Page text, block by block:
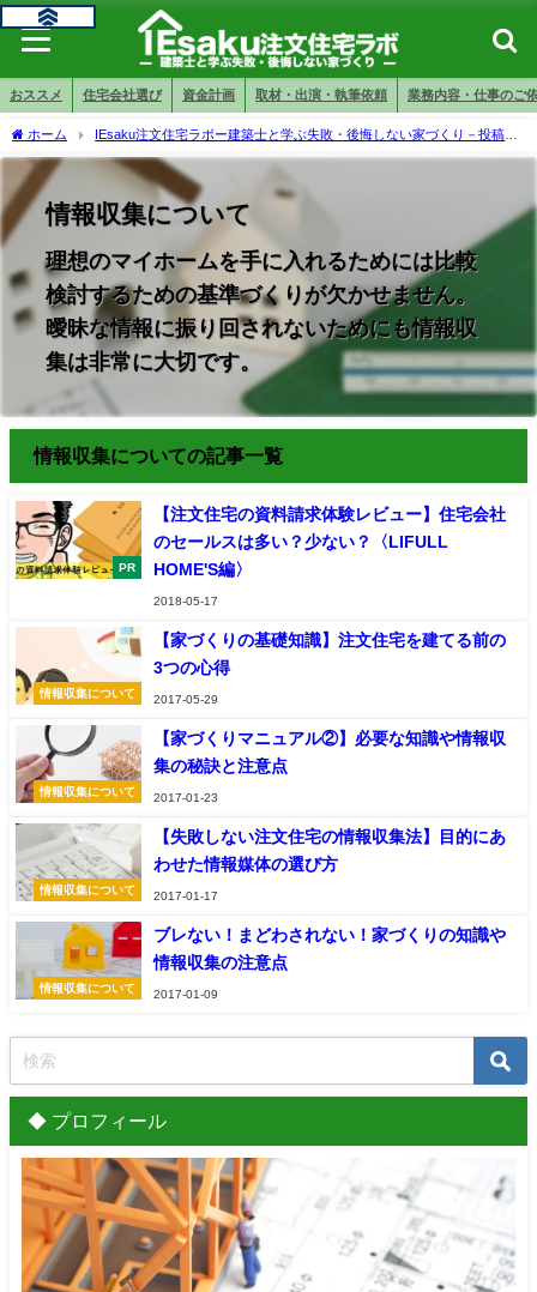
おススメ 住宅会社選び 資金計画 取材・出演・執筆依頼 業務内容・仕事のご
ホーム
IEsaku注文住宅ラボー建築士と学ぶ失敗・後悔しない家づくり－投稿ペ
ージ
家づくりの準備・プロセス 情報収集について
情報収集について
理想のマイホームを手に入れるためには比較
検討するための基準づくりが欠かせません。
曖昧な情報に振り回されないためにも情報収
集は非常に大切です。
情報収集についての記事一覧
PR
【注文住宅の資料請求体験レビュー】住宅会社
のセールスは多い？少ない？〈LIFULL
HOME'S編〉
2018-05-17
情報収集について
【家づくりの基礎知識】注文住宅を建てる前の
3つの心得
2017-05-29
情報収集について
【家づくりマニュアル②】必要な知識や情報収
集の秘訣と注意点
2017-01-23
情報収集について
【失敗しない注文住宅の情報収集法】目的にあ
わせた情報媒体の選び方
2017-01-17
情報収集について
ブレない！まどわされない！家づくりの知識や
情報収集の注意点
2017-01-09
◆ プロフィール